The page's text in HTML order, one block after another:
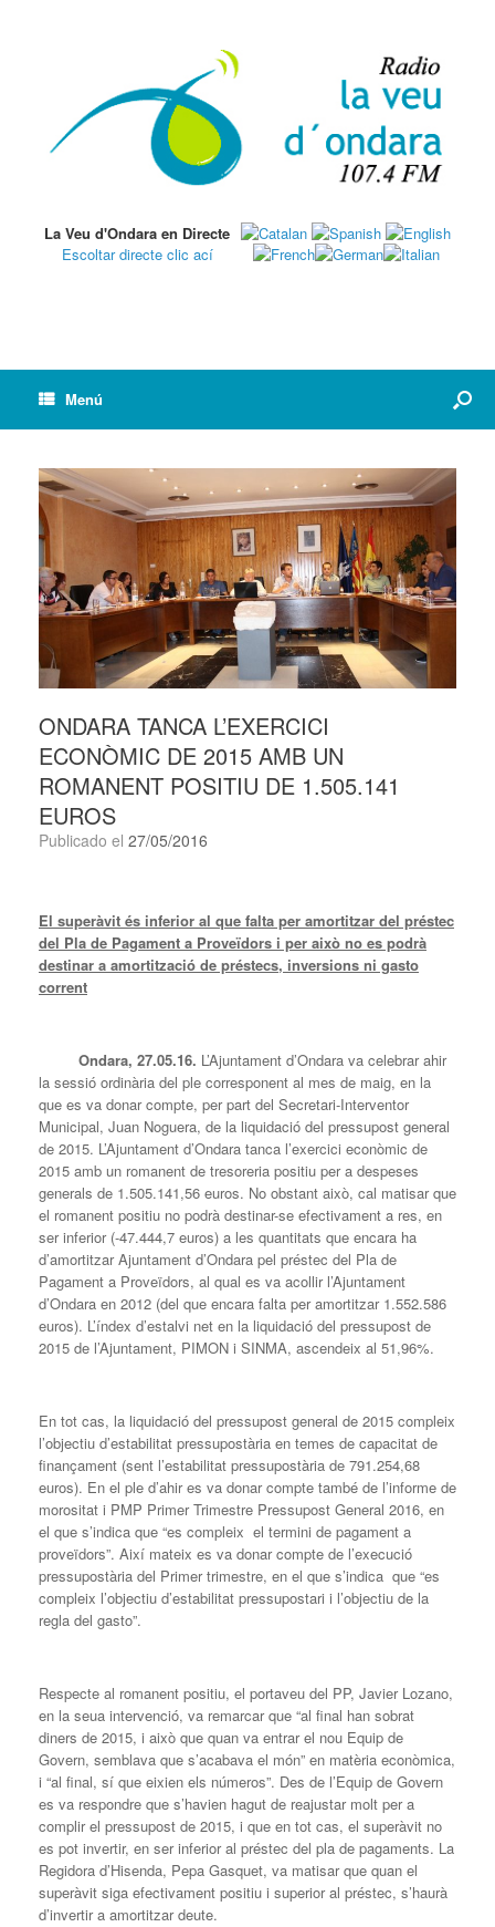
La Veu d'Ondara en Directe
Escoltar directe clic ací
Menú
ONDARA TANCA L’EXERCICI
ECONÒMIC DE 2015 AMB UN
ROMANENT POSITIU DE 1.505.141
EUROS
Publicado el 27/05/2016
El superàvit és inferior al que falta per amortitzar del préstec
del Pla de Pagament a Proveïdors i per això no es podrà
destinar a amortització de préstecs, inversions ni gasto
corrent
Ondara, 27.05.16. L’Ajuntament d’Ondara va celebrar ahir
la sessió ordinària del ple corresponent al mes de maig, en la
que es va donar compte, per part del Secretari-Interventor
Municipal, Juan Noguera, de la liquidació del pressupost general
de 2015. L’Ajuntament d’Ondara tanca l’exercici econòmic de
2015 amb un romanent de tresoreria positiu per a despeses
generals de 1.505.141,56 euros. No obstant això, cal matisar que
el romanent positiu no podrà destinar-se efectivament a res, en
ser inferior (-47.444,7 euros) a les quantitats que encara ha
d’amortitzar Ajuntament d’Ondara pel préstec del Pla de
Pagament a Proveïdors, al qual es va acollir l’Ajuntament
d’Ondara en 2012 (del que encara falta per amortitzar 1.552.586
euros). L’índex d’estalvi net en la liquidació del pressupost de
2015 de l’Ajuntament, PIMON i SINMA, ascendeix al 51,96%.
En tot cas, la liquidació del pressupost general de 2015 compleix
l’objectiu d’estabilitat pressupostària en temes de capacitat de
finançament (sent l’estabilitat pressupostària de 791.254,68
euros). En el ple d’ahir es va donar compte també de l’informe de
morositat i PMP Primer Trimestre Pressupost General 2016, en
el que s’indica que “es compleix el termini de pagament a
proveïdors”. Així mateix es va donar compte de l’execució
pressupostària del Primer trimestre, en el que s’indica que “es
compleix l’objectiu d’estabilitat pressupostari i l’objectiu de la
regla del gasto”.
Respecte al romanent positiu, el portaveu del PP, Javier Lozano,
en la seua intervenció, va remarcar que “al final han sobrat
diners de 2015, i això que quan va entrar el nou Equip de
Govern, semblava que s’acabava el món” en matèria econòmica,
i “al final, sí que eixien els números”. Des de l’Equip de Govern
es va respondre que s’havien hagut de reajustar molt per a
complir el pressupost de 2015, i que en tot cas, el superàvit no
es pot invertir, en ser inferior al préstec del pla de pagaments. La
Regidora d’Hisenda, Pepa Gasquet, va matisar que quan el
superàvit siga efectivament positiu i superior al préstec, s’haurà
d’invertir a amortitzar deute.